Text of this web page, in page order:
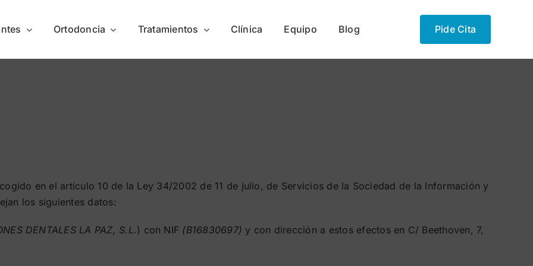
Ortodoncia Tratamientos Clínica Equipo Blog Pide Cita
en el artículo 10 de la Ley 34/2002 de 11 de julio, de Servicios de la Sociedad de la Información y
los siguientes datos:
DENTALES LA PAZ, S.L.) con NIF (B16830697) y con dirección a estos efectos en C/ Beethoven, 7,